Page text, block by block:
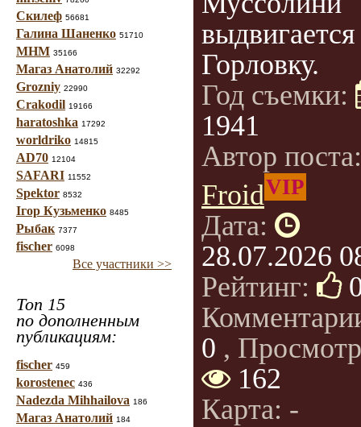
Скилеф 56681
Галина Шаненко 51710
МНМ 35166
Магаз Анатолий 32292
Grozniy 22990
Crakodil 19166
haratoshka 17292
worldriko 14815
AD70 12104
SAFARI 11552
Spektor 8532
Ігор Кузьменко 8485
Рыбак 7377
fischer 6098
Все участники >>
Топ 15
по дополненным
публикациям:
fischer 459
korostenec 436
Nadezda Mihhailova 186
Магаз Анатолий 184
Горловку.
Год съемки:
1941
Автор
FroidVIP
Дата:
28.07.2026
Рейтинг:
0 ,
162
Карта: -